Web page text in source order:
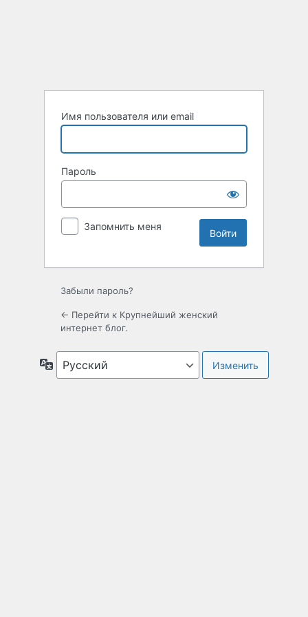
Имя пользователя или email
Пароль
Запомнить меня
Забыли пароль?
← Перейти к Крупнейший женский
интернет блог.
Язык